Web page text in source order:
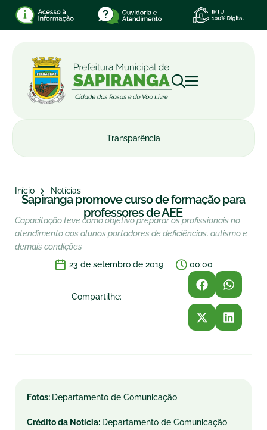
Transparência
Início Notícias
Sapiranga promove curso de formação para
professores de AEE
Capacitação teve como objetivo preparar os profissionais no
atendimento aos alunos portadores de deficiências, autismo e
demais condições
23 de setembro de 2019
00:00
Compartilhe:
Fotos: Departamento de Comunicação
Crédito da Notícia: Departamento de Comunicação